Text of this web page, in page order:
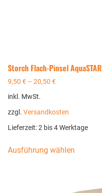
Storch Flach-Pinsel AquaSTAR
9,50 € – 20,50 €
inkl. MwSt.
zzgl. Versandkosten
Lieferzeit:2 bis 4 Werktage
Ausführung wählen